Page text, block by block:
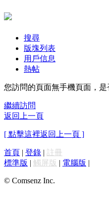
搜尋
版塊列表
用戶信息
熱帖
您訪問的頁面無手機頁面，
繼續訪問
返回上一頁
[ 點擊這裡返回上一頁 ]
首頁 | 登錄 | 註冊
標準版 | 觸屏版 | 電腦版 |
© Comsenz Inc.